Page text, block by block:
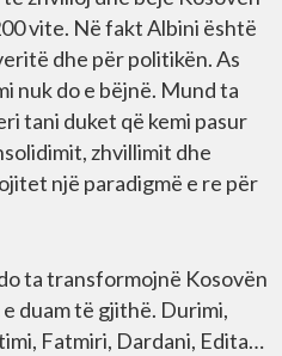
vite. Në fakt Albini është
dhe për politikën. As
nuk do e bëjnë. Mund ta
tani duket që kemi pasur
zhvillimit dhe
një paradigmë e re për
ta transformojnë Kosovën
duam të gjithë. Durimi,
Fatmiri, Dardani, Edita…